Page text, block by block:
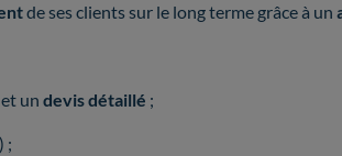
de ses clients sur le long terme grâce à un
et un devis détaillé ;
;